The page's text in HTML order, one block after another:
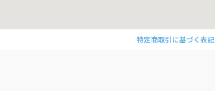
特定商取引に基づく表記